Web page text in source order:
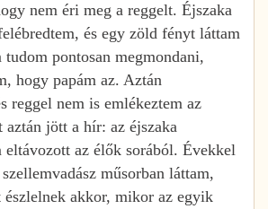
nem éri meg a reggelt. Éjszaka
és egy zöld fényt láttam
tudom pontosan megmondani,
hogy papám az. Aztán
reggel nem is emlékeztem az
aztán jött a hír: az éjszaka
eltávozott az élők sorából. Évekkel
műsorban láttam,
észlelnek akkor, mikor az egyik